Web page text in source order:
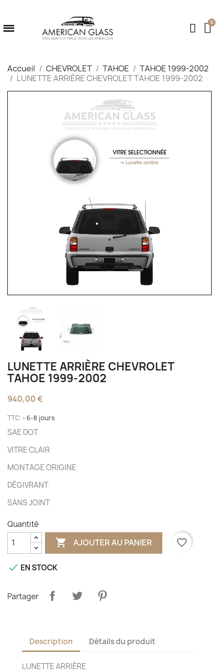
Accueil CHEVROLET TAHOE
TAHOE 1999-2002
LUNETTE ARRIÈRE CHEVROLET TAHOE 1999-2002
LUNETTE ARRIÈRE CHEVROLET
TAHOE 1999-2002
940,00 €
TTC 6-8 jours
SAE DOT
VITRE CLAIR
MONTAGE ORIGINE
DÉGIVRANT
SANS JOINT
Quantité
 AJOUTER AU PANIER favorite_border
 EN STOCK
Partager
Description Détails du produit
LUNETTE ARRIÈRE